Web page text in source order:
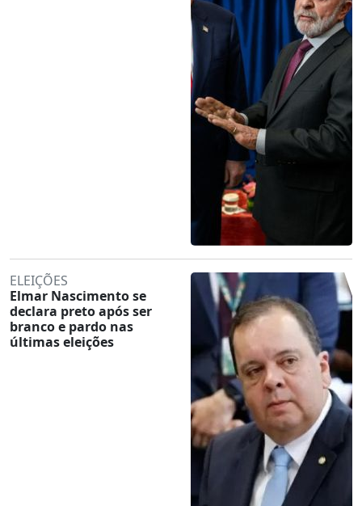
ELEIÇÕES
Elmar Nascimento se
declara preto após ser
branco e pardo nas
últimas eleições